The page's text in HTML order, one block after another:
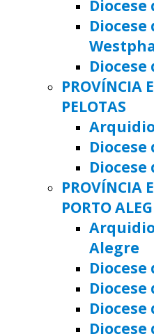
Diocese
Diocese
Diocese
PROVÍNCIA
PELOTAS
Diocese
Diocese
PROVÍNCIA
PORTO
Alegre
Diocese
Diocese